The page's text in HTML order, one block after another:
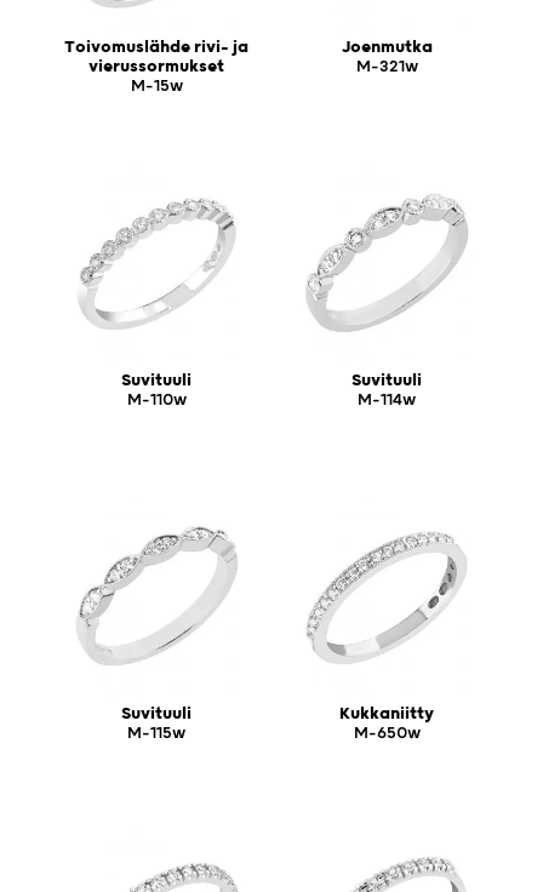
Toivomuslähde rivi- ja
vierussormukset
M-15w
Joenmutka
M-321w
Suvituuli
M-110w
Suvituuli
M-114w
Suvituuli
M-115w
Kukkaniitty
M-650w